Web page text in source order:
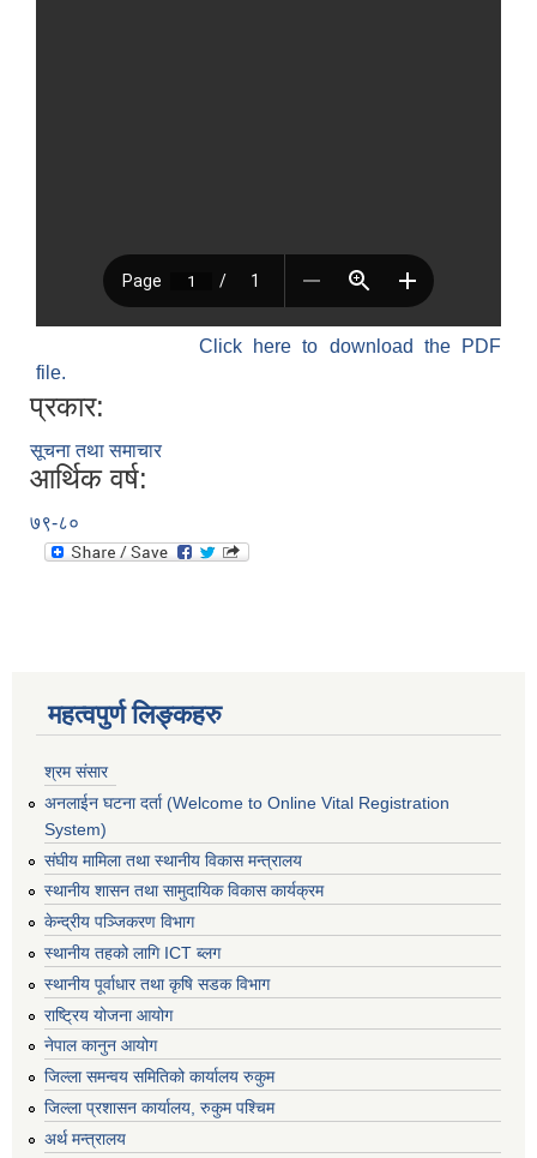
Click here to download the PDF
file.
प्रकार:
सूचना तथा समाचार
आर्थिक वर्ष:
७९-८०
महत्वपुर्ण लिङ्कहरु
श्रम संसार
अनलाईन घटना दर्ता (Welcome to Online Vital Registration
System)
संघीय मामिला तथा स्थानीय विकास मन्त्रालय
स्थानीय शासन तथा सामुदायिक विकास कार्यक्रम
केन्द्रीय पञ्जिकरण विभाग
स्थानीय तहको लागि ICT ब्लग
स्थानीय पूर्वाधार तथा कृषि सडक विभाग
राष्ट्रिय योजना आयोग
नेपाल कानुन आयोग
जिल्ला समन्वय समितिको कार्यालय रुकुम
जिल्ला प्रशासन कार्यालय, रुकुम पश्चिम
अर्थ मन्त्रालय